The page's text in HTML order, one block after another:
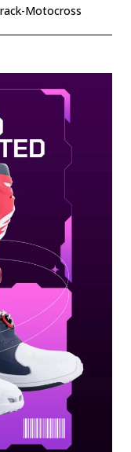
Motocross